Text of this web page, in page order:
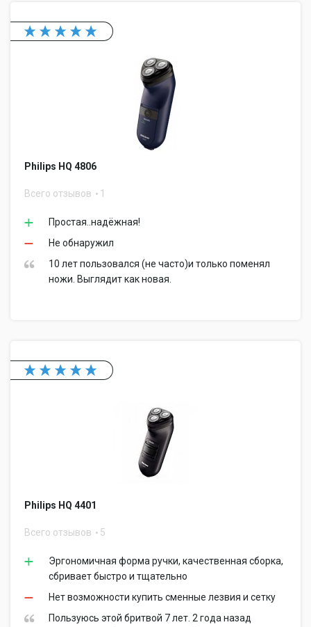
Philips HQ 4806
Всего отзывов 1
Простая..надёжная!
Не обнаружил
10 лет пользовался (не часто)и только поменял
ножи. Выглядит как новая.
Philips HQ 4401
Всего отзывов 5
Эргономичная форма ручки, качественная сборка,
сбривает быстро и тщательно
Нет возможности купить сменные лезвия и сетку
Пользуюсь этой бритвой 7 лет. 2 года назад